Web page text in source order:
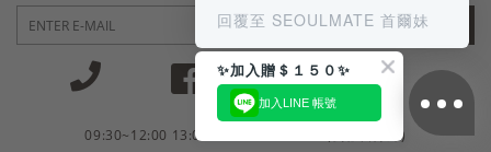
商品售後服務
電子發票
JOIN
09:30~12:00 13:00~18:30 / Mon - Fri(例假日除外)
回覆至 SEOULMATE 首爾妹
✨加入贈＄１５０✨
加入LINE 帳號